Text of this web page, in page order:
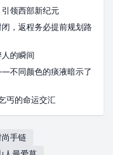
领西部新纪元
，返程务必提前规划路
的瞬间
不同颜色的痰液暗示了
丐的命运交汇
尚手链